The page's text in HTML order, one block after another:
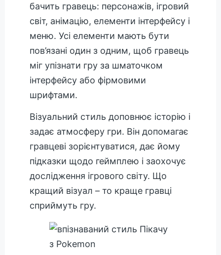
бачить гравець: персонажів, ігровий
світ, анімацію, елементи інтерфейсу і
меню. Усі елементи мають бути
пов’язані один з одним, щоб гравець
міг упізнати гру за шматочком
інтерфейсу або фірмовими
шрифтами.
Візуальний стиль доповнює історію і
задає атмосферу гри. Він допомагає
гравцеві зорієнтуватися, дає йому
підказки щодо геймплею і заохочує
дослідження ігрового світу. Що
кращий візуал – то краще гравці
сприймуть гру.